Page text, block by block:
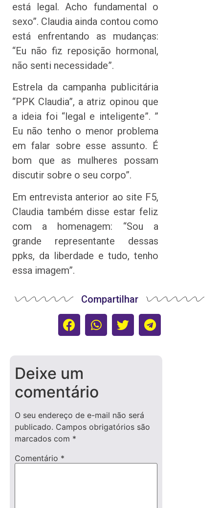
está legal. Acho fundamental o
sexo”. Claudia ainda contou como
está enfrentando as mudanças:
“Eu não fiz reposição hormonal,
não senti necessidade”.
Estrela da campanha publicitária
“PPK Claudia”, a atriz opinou que
a ideia foi “legal e inteligente”. ”
Eu não tenho o menor problema
em falar sobre esse assunto. É
bom que as mulheres possam
discutir sobre o seu corpo”.
Em entrevista anterior ao site F5,
Claudia também disse estar feliz
com a homenagem: “Sou a
grande representante dessas
ppks, da liberdade e tudo, tenho
essa imagem”.
Compartilhar
Deixe um
comentário
O seu endereço de e-mail não será
publicado. Campos obrigatórios são
marcados com *
Comentário *